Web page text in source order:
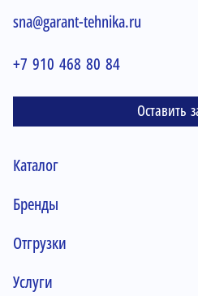
sna@garant-tehnika.ru
+7 910 468 80 84
Оставить
Каталог
Бренды
Отгрузки
Услуги